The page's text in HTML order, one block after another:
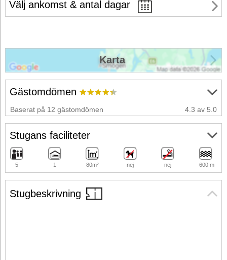
Välj ankomst & antal dagar
Stugbeskrivning
Gästomdömen
Baserat på 12 gästomdömen 4.3 av 5.0
Stugans faciliteter
5 1 80m² nej nej 600 m
Karta